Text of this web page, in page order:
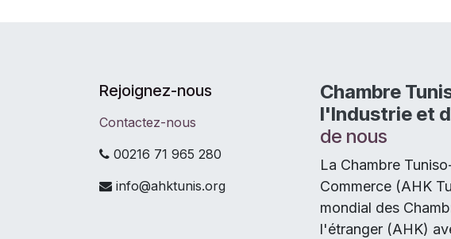
Rejoignez-nous
Contactez-nous
00216 71 965 280
info@ahktunis.org
Chambre
l'Industrie et
de nous
La Chambre
Commerce (AHK
mondial des
l'étranger (AHK)